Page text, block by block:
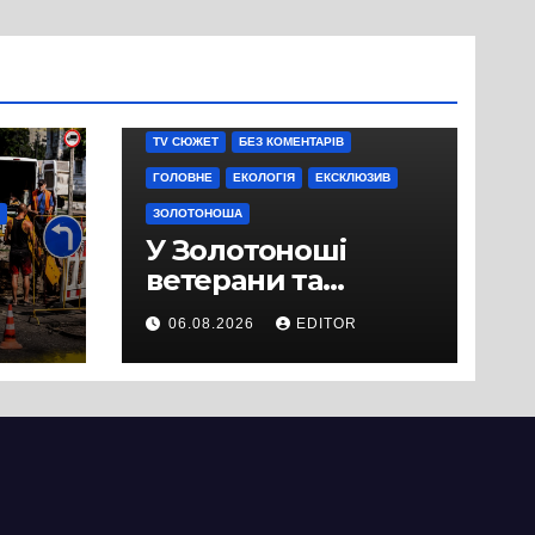
TV СЮЖЕТ БЕЗ КОМЕНТАРІВ
ГОЛОВНЕ ЕКОЛОГІЯ ЕКСКЛЮЗИВ
ЗОЛОТОНОША
У Золотоноші
ветерани та
місцеві жителі
вийшли на
протест до стін
06.08.2026 EDITOR